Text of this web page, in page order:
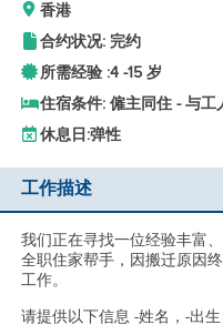
香港
合约状况: 完约
所需经验 :4 -15 岁
住宿条件: 僱主同住 - 与工
休息日:弹性
工作描述
我们正在寻找一位经验丰富
全职住家帮手，因搬迁原因
工作。
请提供以下信息 -姓名，-出